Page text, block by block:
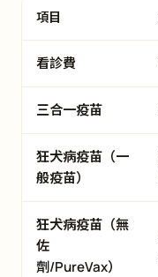
項目
看診費
三合一疫苗
狂犬病疫苗（一
般疫苗）
狂犬病疫苗（無
佐
劑/PureVax）